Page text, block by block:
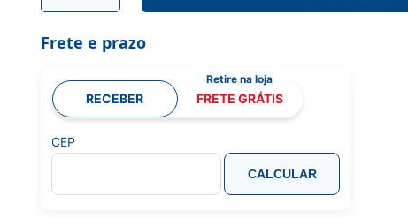
Frete e prazo
RECEBER FRETE GRÁTIS
CEP
CALCULAR